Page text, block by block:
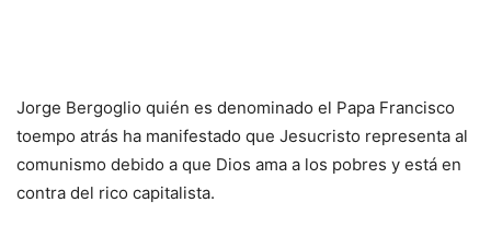
Jorge Bergoglio quién es denominado el Papa Francisco
toempo atrás ha manifestado que Jesucristo representa al
comunismo debido a que Dios ama a los pobres y está en
contra del rico capitalista.